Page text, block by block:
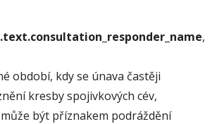
,
období, kdy se únava častěji
kresby spojivkových cév,
být příznakem podráždění